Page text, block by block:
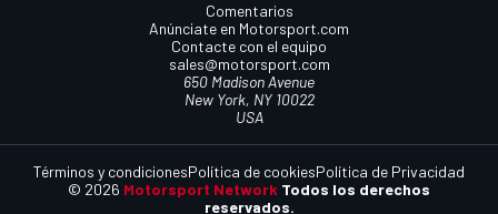
Comentarios
Anúnciate en Motorsport.com
Contacte con el equipo
sales@motorsport.com
650 Madison Avenue
New York, NY 10022
USA
© 2026 Motorsport Network Todos los derechos
reservados.
Términos y condicionesPolítica de cookiesPolítica de Privacidad